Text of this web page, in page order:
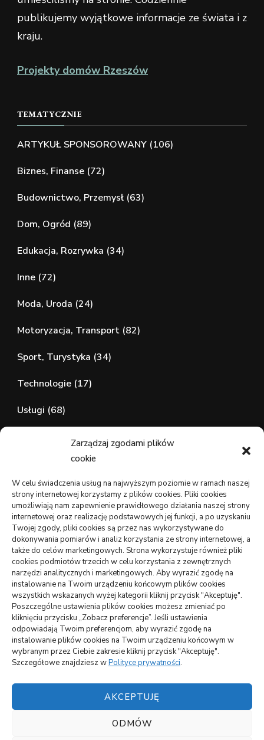
Zarządzaj zgodami plików
cookie
W celu świadczenia usług na najwyższym poziomie w ramach naszej
strony internetowej korzystamy z plików cookies. Pliki cookies
umożliwiają nam zapewnienie prawidłowego działania naszej strony
internetowej oraz realizację podstawowych jej funkcji, a po uzyskaniu
Twojej zgody, pliki cookies są przez nas wykorzystywane do
dokonywania pomiarów i analiz korzystania ze strony internetowej, a
także do celów marketingowych. Strona wykorzystuje również pliki
cookies podmiotów trzecich w celu korzystania z zewnętrznych
narzędzi analitycznych i marketingowych. Aby wyrazić zgodę na
instalowanie na Twoim urządzeniu końcowym plików cookies
wszystkich wskazanych wyżej kategorii kliknij przycisk "Akceptuję".
Poszczególne ustawienia plików cookies możesz zmieniać po
kliknięciu przycisku „Zobacz preferencje”. Jeśli ustawienia
odpowiadają Twoim preferencjom, aby wyrazić zgodę na
instalowanie plików cookies na Twoim urządzeniu końcowym w
wybranym przez Ciebie zakresie kliknij przycisk "Akceptuję".
Szczegółowe znajdziesz wPolityce prywatności.
AKCEPTUJĘ
ODMÓW
publikujemy wyjątkowe informacje ze świata i z
kraju.
Projekty domów Rzeszów
TEMATYCZNIE
ARTYKUŁ SPONSOROWANY (106)
Biznes, Finanse (72)
Budownictwo, Przemysł (63)
Dom, Ogród (89)
Edukacja, Rozrywka (34)
Inne (72)
Moda, Uroda (24)
Motoryzacja, Transport (82)
Sport, Turystyka (34)
Technologie (17)
Usługi (68)
Zdrowie, Medycyna (107)
wizytówki nap
WARTE PRZECZYTANIA
DOM, OGRÓD
Jak podłączyć zbiornik na deszczówkę do rynny –
oszczędność i skuteczność
ARTYKUŁ SPONSOROWANY INNE
Jakie atrakcje można zobaczyć na Mazurach
BUDOWNICTWO, PRZEMYSŁ
Czemu lokata w panele solarne się opłaca?
Polityka plików cookies (EU)||Vilva | Stworzony przez